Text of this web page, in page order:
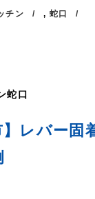
チン , 蛇口
蛇口
】レバー